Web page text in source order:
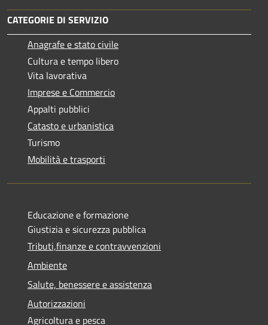
CATEGORIE DI SERVIZIO
Anagrafe e stato civile
Cultura e tempo libero
Vita lavorativa
Imprese e Commercio
Appalti pubblici
Catasto e urbanistica
Turismo
Mobilità e trasporti
Educazione e formazione
Giustizia e sicurezza pubblica
Tributi,finanze e contravvenzioni
Ambiente
Salute, benessere e assistenza
Autorizzazioni
Agricoltura e pesca